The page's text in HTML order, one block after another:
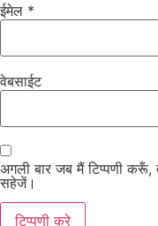
ईमेल *
वेबसाईट
अगली बार जब मैं टिप्पणी करूँ,
सहेजें।